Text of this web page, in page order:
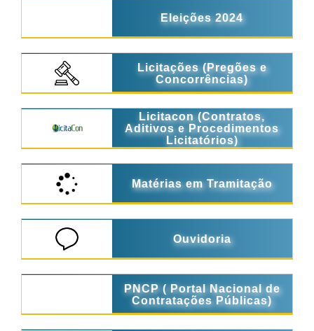
Eleições 2024
Licitações (Pregões e
Concorrências)
Licitacon (Contratos,
Aditivos e Procedimentos
Licitatórios)
Matérias em Tramitação
Ouvidoria
PNCP ( Portal Nacional de
Contratações Públicas)